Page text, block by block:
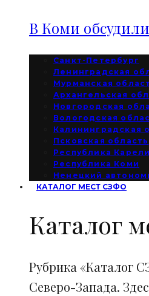
В Коми
Санкт-Петербург
Ленинградская
Мурманская
Архангельская
Новгородская
Вологодская
Калининградская
Псковская область
Республика
Республика Коми
Ненецкий
КАТАЛОГ МЕСТ СЗФО
Каталог
Рубрика «Каталог
Северо-Запада.